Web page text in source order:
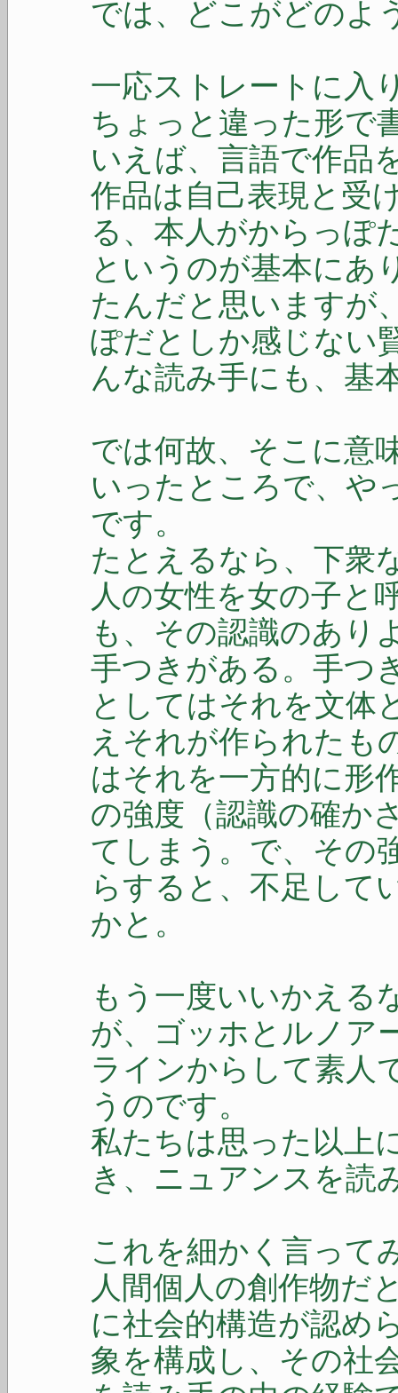
では、どこがどのよ
一応ストレートに入
ちょっと違った形で
いえば、言語で作品
作品は自己表現と受
る、本人がからっぽ
というのが基本にあ
たんだと思いますが
ぽだとしか感じない
んな読み手にも、基
では何故、そこに意
いったところで、や
です。
たとえるなら、下衆
人の女性を女の子と
も、その認識のあり
手つきがある。手つ
としてはそれを文体
えそれが作られたも
はそれを一方的に形
の強度（認識の確か
てしまう。で、その
らすると、不足して
かと。
もう一度いいかえる
が、ゴッホとルノア
ラインからして素人
うのです。
私たちは思った以上
き、ニュアンスを読
これを細かく言って
人間個人の創作物だ
に社会的構造が認め
象を構成し、その社